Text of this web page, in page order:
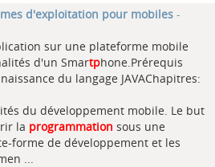
d'exploitation pour mobiles -
sur une plateforme mobile
d'un Smartphone.Prérequis
du langage JAVAChapitres:
du développement mobile. Le but
la programmation sous une
forme de développement et les
...